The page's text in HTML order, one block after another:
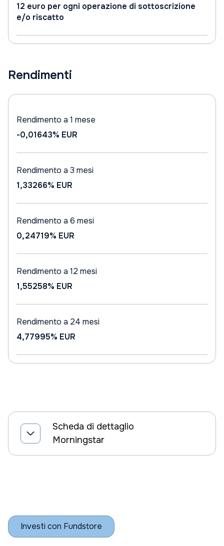
12 euro per ogni operazione di sottoscrizione
e/o riscatto
Rendimenti
Rendimento a 1 mese
-0,01643% EUR
Rendimento a 3 mesi
1,33266% EUR
Rendimento a 6 mesi
0,24719% EUR
Rendimento a 12 mesi
1,55258% EUR
Rendimento a 24 mesi
4,77995% EUR
Scheda di dettaglio
Morningstar
Investi con Fundstore